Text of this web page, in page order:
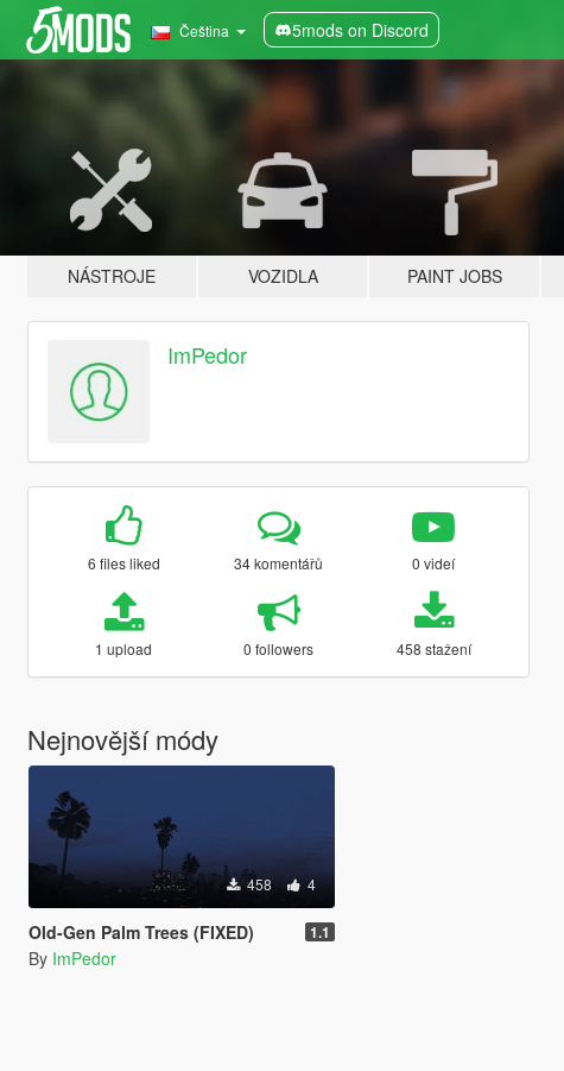
Čeština 5mods on Discord
NÁSTROJE VOZIDLA PAINT JOBS
ImPedor
6 files liked 34 komentářů 0 videí
1 upload 0 followers 458 stažení
Nejnovější módy
458 4
Old-Gen Palm Trees (FIXED) 1.1
By ImPedor